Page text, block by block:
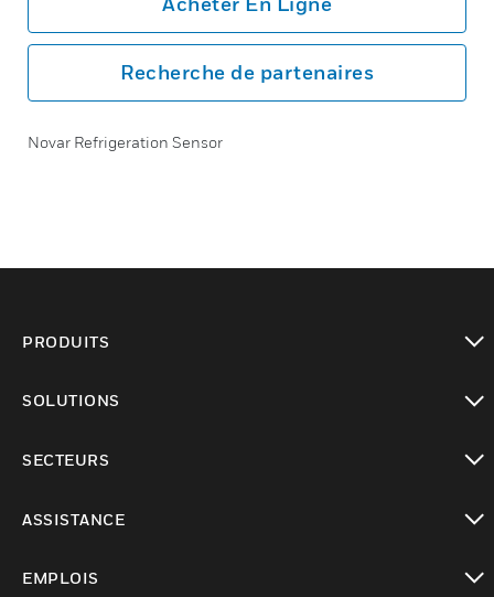
Recherche de partenaires
Novar Refrigeration Sensor
PRODUITS
SOLUTIONS
SECTEURS
ASSISTANCE
EMPLOIS